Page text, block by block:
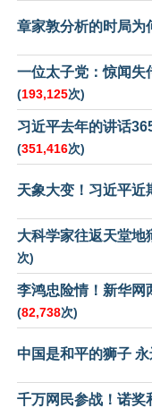
章家敦分析的时局为
一位太子党：惊闻失
(193,125次)
习近平去年的讲话
(351,416次)
天象大变！习近平近
大科学家往返天堂地
次)
李鸿忠险情！新华网
(82,738次)
中国是和平的狮子
千万网民参战！诺